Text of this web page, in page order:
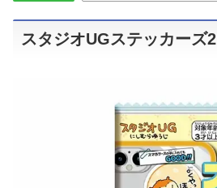
スタジオUGステッカーズ2